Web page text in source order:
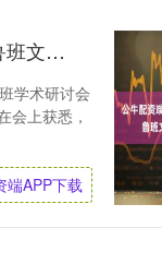
公牛配资端APP下载 中国墨子学会持续推进墨子鲁班文化“两创”，构建学术研究高地
学术研讨会
会上获悉，
端APP下载